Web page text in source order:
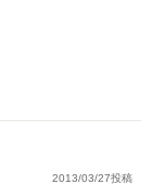
2013/03/27投稿